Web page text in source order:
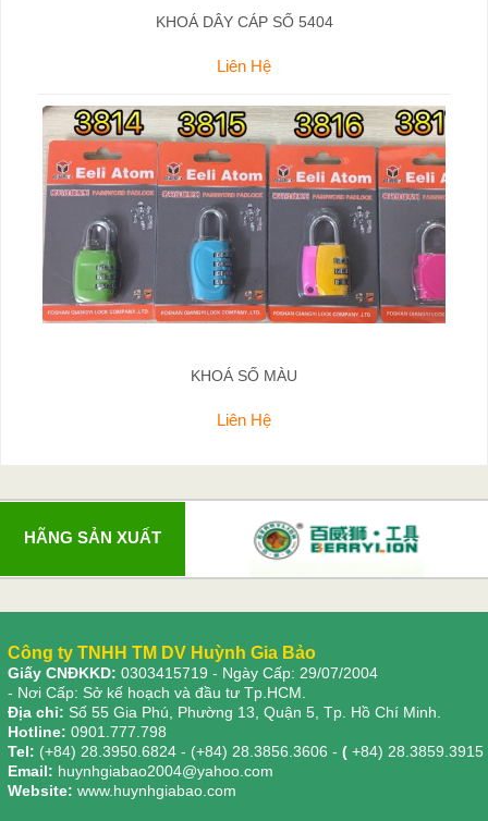
KHOÁ DÂY CÁP SỐ 5404
Liên Hệ
KHOÁ SỐ MÀU
Liên Hệ
HÃNG SẢN XUẤT
Công ty TNHH TM DV Huỳnh Gia Bảo
Giấy CNĐKKD: 0303415719 - Ngày Cấp: 29/07/2004
- Nơi Cấp: Sở kế hoạch và đầu tư Tp.HCM.
Địa chỉ: Số 55 Gia Phú, Phường 13, Quận 5, Tp. Hồ Chí Minh.
Hotline: 0901.777.798
Tel: (+84) 28.3950.6824 - (+84) 28.3856.3606 - ( +84) 28.3859.3915
Email: huynhgiabao2004@yahoo.com
Website: www.huynhgiabao.com